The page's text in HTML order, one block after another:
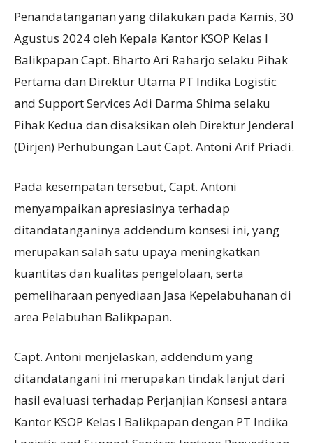
Penandatanganan yang dilakukan pada Kamis, 30
Agustus 2024 oleh Kepala Kantor KSOP Kelas I
Balikpapan Capt. Bharto Ari Raharjo selaku Pihak
Pertama dan Direktur Utama PT Indika Logistic
and Support Services Adi Darma Shima selaku
Pihak Kedua dan disaksikan oleh Direktur Jenderal
(Dirjen) Perhubungan Laut Capt. Antoni Arif Priadi.
Pada kesempatan tersebut, Capt. Antoni
menyampaikan apresiasinya terhadap
ditandatanganinya addendum konsesi ini, yang
merupakan salah satu upaya meningkatkan
kuantitas dan kualitas pengelolaan, serta
pemeliharaan penyediaan Jasa Kepelabuhanan di
area Pelabuhan Balikpapan.
Capt. Antoni menjelaskan, addendum yang
ditandatangani ini merupakan tindak lanjut dari
hasil evaluasi terhadap Perjanjian Konsesi antara
Kantor KSOP Kelas I Balikpapan dengan PT Indika